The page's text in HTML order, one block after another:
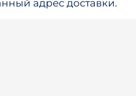
адрес доставки.